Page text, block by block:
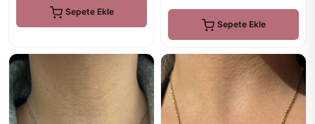
Sepete Ekle
Sepete Ekle